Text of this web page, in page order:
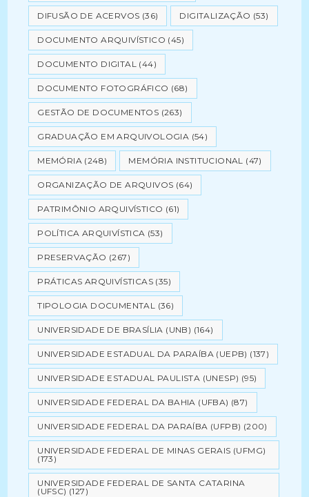
DIFUSÃO DE ACERVOS (36) DIGITALIZAÇÃO (53)
DOCUMENTO ARQUIVÍSTICO (45)
DOCUMENTO DIGITAL (44)
DOCUMENTO FOTOGRÁFICO (68)
GESTÃO DE DOCUMENTOS (263)
GRADUAÇÃO EM ARQUIVOLOGIA (54)
MEMÓRIA (248) MEMÓRIA INSTITUCIONAL (47)
ORGANIZAÇÃO DE ARQUIVOS (64)
PATRIMÔNIO ARQUIVÍSTICO (61)
POLÍTICA ARQUIVÍSTICA (53)
PRESERVAÇÃO (267)
PRÁTICAS ARQUIVÍSTICAS (35)
TIPOLOGIA DOCUMENTAL (36)
UNIVERSIDADE DE BRASÍLIA (UNB) (164)
UNIVERSIDADE ESTADUAL DA PARAÍBA (UEPB) (137)
UNIVERSIDADE ESTADUAL PAULISTA (UNESP) (95)
UNIVERSIDADE FEDERAL DA BAHIA (UFBA) (87)
UNIVERSIDADE FEDERAL DA PARAÍBA (UFPB) (200)
UNIVERSIDADE FEDERAL DE MINAS GERAIS (UFMG)
(173)
UNIVERSIDADE FEDERAL DE SANTA CATARINA
(UFSC) (127)